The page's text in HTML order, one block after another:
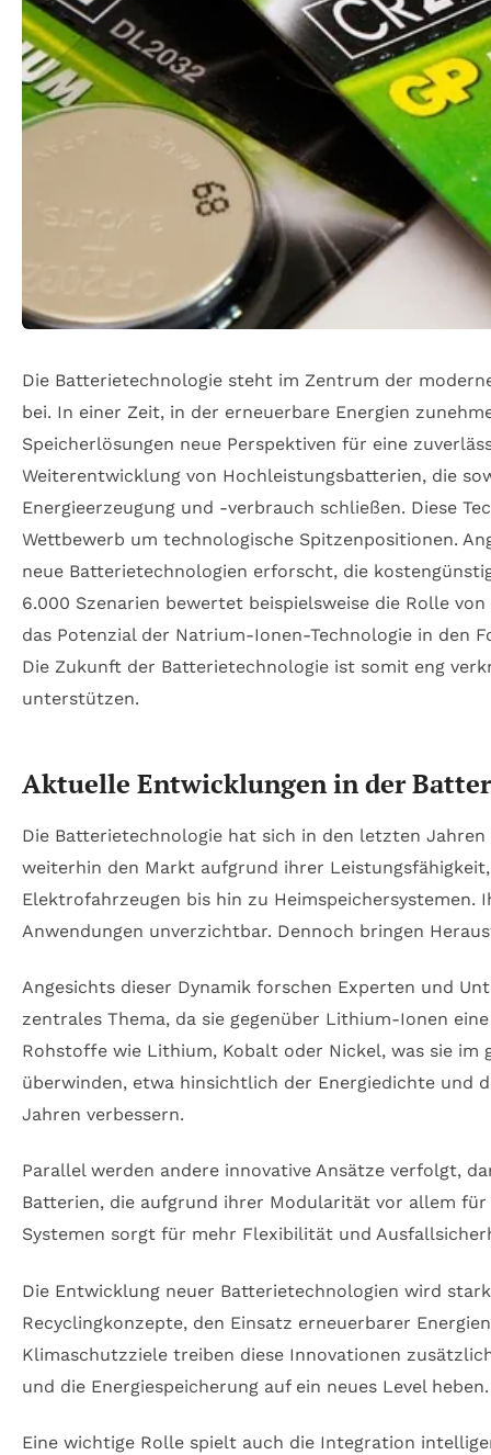
Die Batterietechnologie steht im Zentrum der
bei. In einer Zeit, in der erneuerbare Energien
Speicherlösungen neue Perspektiven für eine
Weiterentwicklung von Hochleistungsbatterien, die
Energieerzeugung und -verbrauch schließen. Diese
Wettbewerb um technologische Spitzenpositionen.
neue Batterietechnologien erforscht, die
6.000 Szenarien bewertet beispielsweise die Rolle
das Potenzial der Natrium-Ionen-Technologie in den
Die Zukunft der Batterietechnologie ist somit eng
unterstützen.
Aktuelle Entwicklungen in der
Die Batterietechnologie hat sich in den letzten
weiterhin den Markt aufgrund ihrer
Elektrofahrzeugen bis hin zu
Anwendungen unverzichtbar. Dennoch bringen
Angesichts dieser Dynamik forschen Experten und
zentrales Thema, da sie gegenüber Lithium-Ionen
Rohstoffe wie Lithium, Kobalt oder Nickel, was sie
überwinden, etwa hinsichtlich der Energiedichte und
Jahren verbessern.
Parallel werden andere innovative Ansätze verfolgt,
Batterien, die aufgrund ihrer Modularität vor allem
Systemen sorgt für mehr Flexibilität und
Die Entwicklung neuer Batterietechnologien wird
Recyclingkonzepte, den Einsatz erneuerbarer
Klimaschutzziele treiben diese Innovationen
und die Energiespeicherung auf ein neues Level heben.
Eine wichtige Rolle spielt auch die Integration